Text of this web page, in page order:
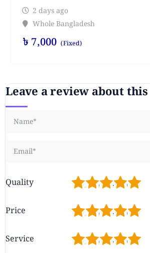
2 days ago
Whole Bangladesh
৳ 7,000 (Fixed)
Leave a review about this
Quality 5
4
3
2
Price 5
4
3
2
Service 5
4
3
2